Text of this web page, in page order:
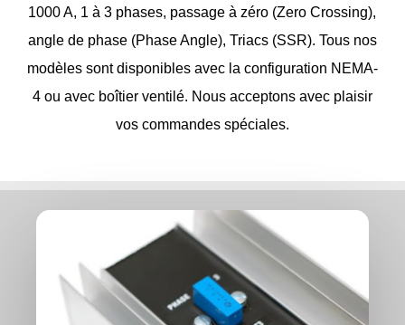
1000 A, 1 à 3 phases, passage à zéro (Zero Crossing),
angle de phase (Phase Angle), Triacs (SSR). Tous nos
modèles sont disponibles avec la configuration NEMA-
4 ou avec boîtier ventilé. Nous acceptons avec plaisir
vos commandes spéciales.